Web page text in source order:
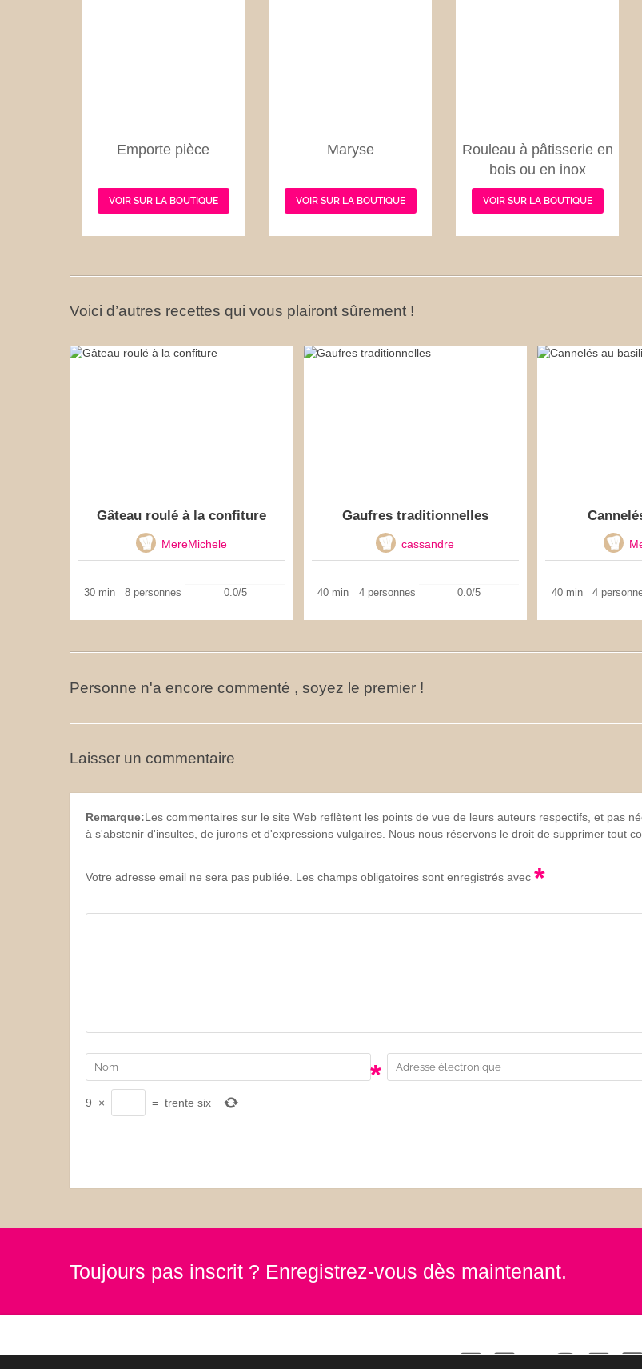
Emporte pièce
VOIR SUR LA BOUTIQUE
Maryse
VOIR SUR LA BOUTIQUE
Rouleau à pâtisserie en
bois ou en inox
VOIR SUR LA BOUTIQUE
Voici d’autres recettes qui vous plairont sûrement !
Gâteau roulé à la confiture
MereMichele
30 min 8 personnes 0.0/5
Gaufres traditionnelles
cassandre
40 min 4 personnes 0.0/5 40 min 4
Personne n'a encore commenté , soyez le premier !
Laisser un commentaire
Remarque:Les commentaires sur le site Web reflètent les points de vue de leurs auteurs respectifs, et pas
à s'abstenir d'insultes, de jurons et d'expressions vulgaires. Nous nous réservons le droit de supprimer tout
Votre adresse email ne sera pas publiée. Les champs obligatoires sont enregistrés avec *
*
9 × = trente six
Toujours pas inscrit ? Enregistrez-vous dès maintenant.